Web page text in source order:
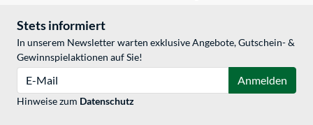
Stets informiert
In unserem Newsletter warten exklusive Angebote, Gutschein- &
Gewinnspielaktionen auf Sie!
Anmelden
Hinweise zum Datenschutz